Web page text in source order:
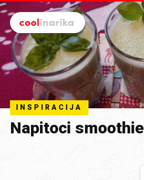
Preskoči na glavni sadržaj
INSPIRACIJA
Napitoci smoothie